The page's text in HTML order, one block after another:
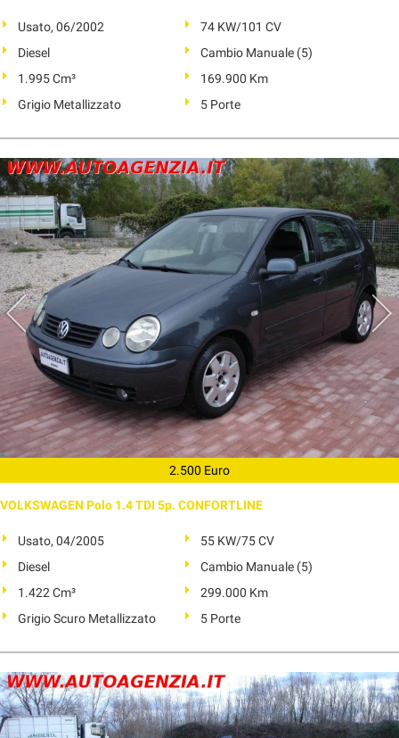
Usato, 06/2002
74 KW/101 CV
Diesel
Cambio Manuale (5)
1.995 Cm³
169.900 Km
Grigio Metallizzato
5 Porte
2.500 Euro
VOLKSWAGEN Polo 1.4 TDI 5p. CONFORTLINE
Usato, 04/2005
55 KW/75 CV
Diesel
Cambio Manuale (5)
1.422 Cm³
299.000 Km
Grigio Scuro Metallizzato
5 Porte